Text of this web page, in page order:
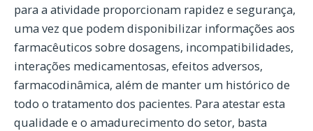
para a atividade proporcionam rapidez e segurança,
uma vez que podem disponibilizar informações aos
farmacêuticos sobre dosagens, incompatibilidades,
interações medicamentosas, efeitos adversos,
farmacodinâmica, além de manter um histórico de
todo o tratamento dos pacientes. Para atestar esta
qualidade e o amadurecimento do setor, basta